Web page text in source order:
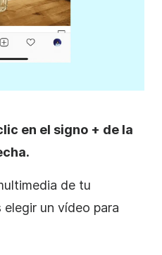
en el signo + de la
de tu
un vídeo para